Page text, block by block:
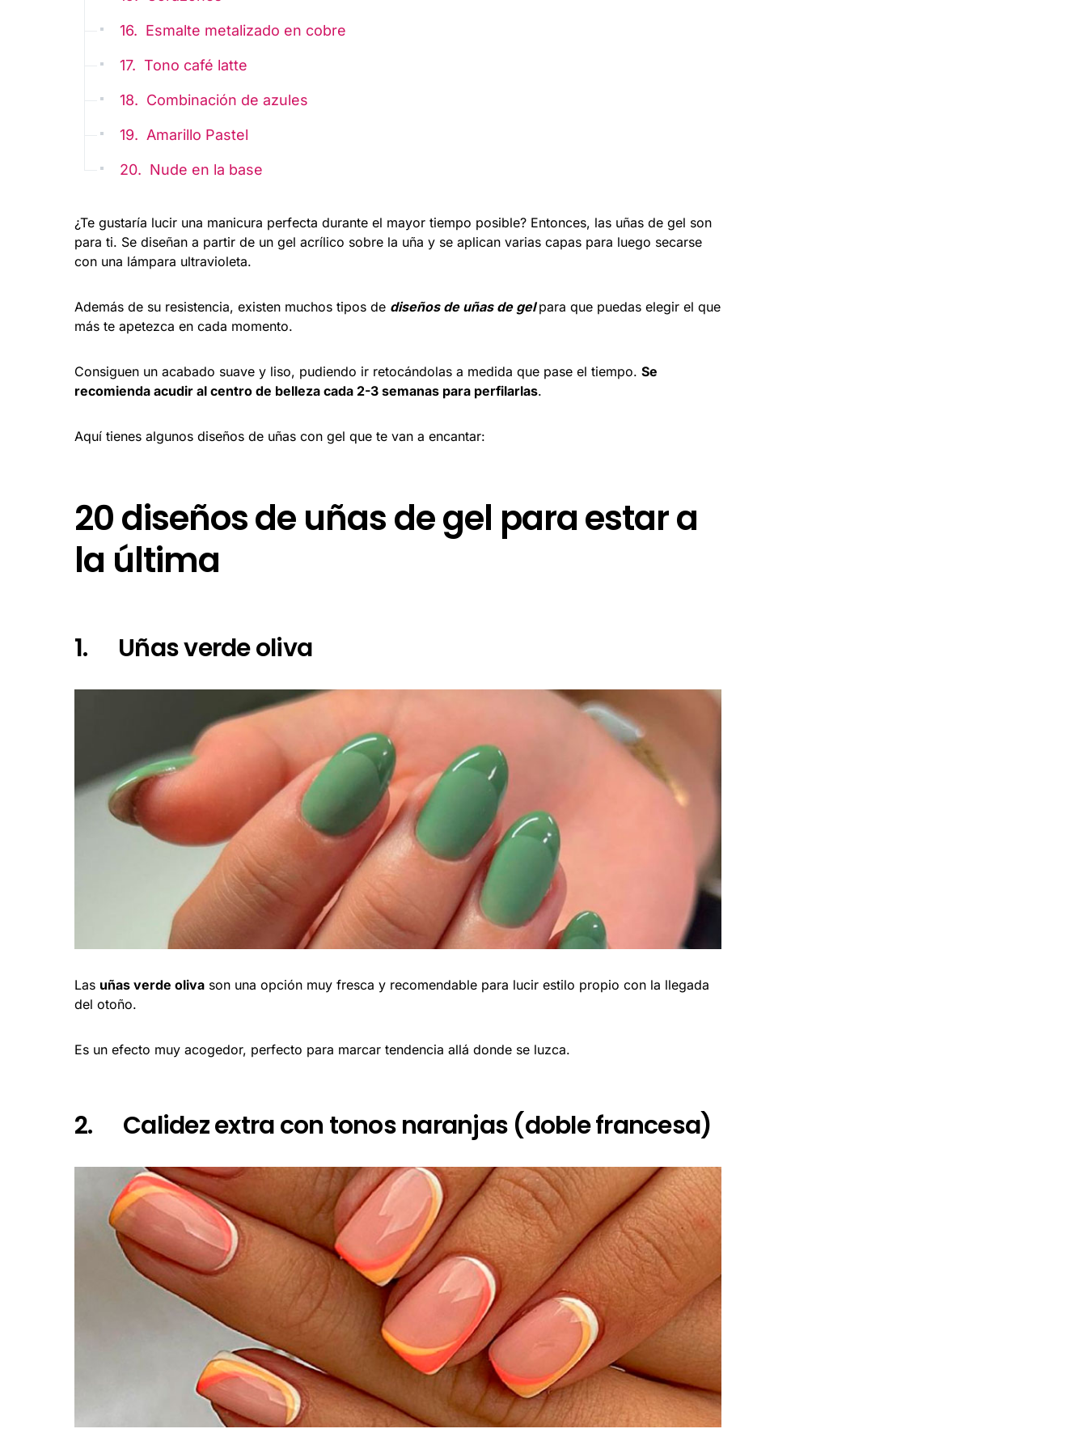
16. Esmalte metalizado en cobre
17. Tono café latte
18. Combinación de azules
19. Amarillo Pastel
20. Nude en la base
¿Te gustaría lucir una manicura perfecta durante el mayor tiempo posible? Entonces, las uñas de gel son
para ti. Se diseñan a partir de un gel acrílico sobre la uña y se aplican varias capas para luego secarse
con una lámpara ultravioleta.
Además de su resistencia, existen muchos tipos de diseños de uñas de gel para que puedas elegir el que
más te apetezca en cada momento.
Consiguen un acabado suave y liso, pudiendo ir retocándolas a medida que pase el tiempo. Se
recomienda acudir al centro de belleza cada 2-3 semanas para perfilarlas.
Aquí tienes algunos diseños de uñas con gel que te van a encantar:
20 diseños de uñas de gel para estar a
la última
1. Uñas verde oliva
Las uñas verde oliva son una opción muy fresca y recomendable para lucir estilo propio con la llegada
del otoño.
Es un efecto muy acogedor, perfecto para marcar tendencia allá donde se luzca.
2. Calidez extra con tonos naranjas (doble francesa)